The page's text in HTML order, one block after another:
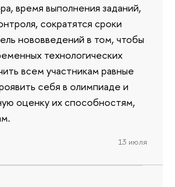
время выполнения заданий,
сократятся сроки
нововведений в том, чтобы
технологических
всем участникам равные
себя в олимпиаде и
оценку их способностям,
13 июля